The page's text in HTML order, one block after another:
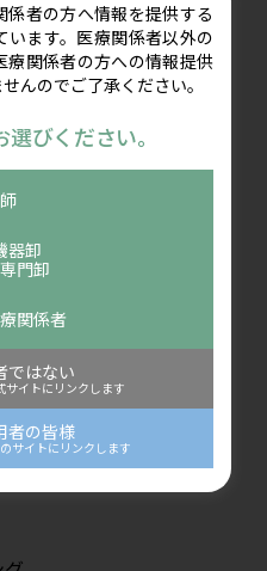
ーション（デモ機貸出
い＞
ますか？
うなシーンで活用され
者の方へ情報を提供する
います。医療関係者以外の
療関係者の方への情報提供
んのでご了承ください。
びください。
器卸
門卸
関係者
ではない
サイトにリンクします
者の皆様
サイトにリンクします